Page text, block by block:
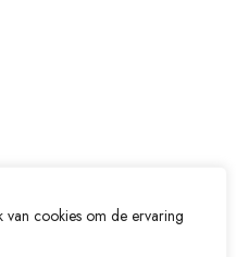
van cookies om de ervaring